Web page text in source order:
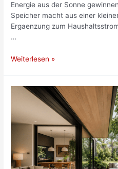
Energie aus der Sonne
Speicher macht aus einer
Ergaenzung zum
…
Solarstrom
Balkonkraftwerk
Stromspeicher
nachrüsten
Weiterlesen »